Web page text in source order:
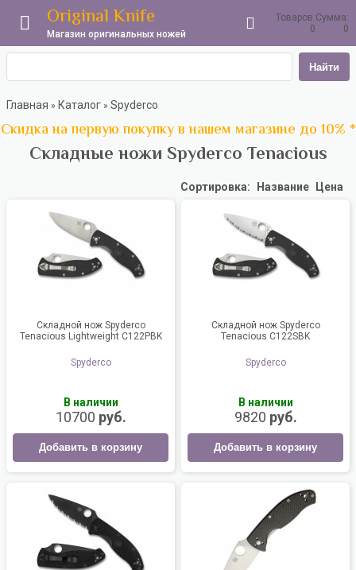
Original Knife
Магазин оригинальных ножей
Товаров:
0
Сумма:
0
Найти
Главная » Каталог » Spyderco
Скидка на первую покупку в нашем магазине до 10% *
Складные ножи Spyderco Tenacious
Сортировка: Название Цена
Складной нож Spyderco
Tenacious Lightweight C122PBK
Spyderco
В наличии
10700 руб.
Добавить в корзину
Складной нож Spyderco
Tenacious C122SBK
Spyderco
В наличии
9820 руб.
Добавить в корзину